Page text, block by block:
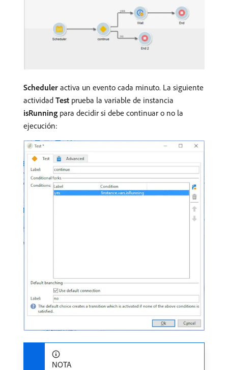
Scheduler activa un evento cada minuto. La siguiente
actividad Test prueba la variable de instancia
isRunning para decidir si debe continuar o no la
ejecución:
NOTA